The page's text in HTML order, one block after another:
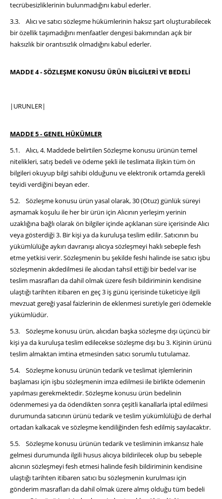
tecrübesizliklerinin bulunmadığını kabul ederler.
3.3. Alıcı ve satıcı sözleşme hükümlerinin haksız şart oluşturabilecek
bir özellik taşımadığını menfaatler dengesi bakımından açık bir
haksızlık bir orantısızlık olmadığını kabul ederler.
MADDE 4 - SÖZLEŞME KONUSU ÜRÜN BİLGİLERİ VE BEDELİ
|URUNLER|
MADDE 5 - GENEL HÜKÜMLER
5.1. Alıcı, 4. Maddede belirtilen Sözleşme konusu ürünün temel
nitelikleri, satış bedeli ve ödeme şekli ile teslimata ilişkin tüm ön
bilgileri okuyup bilgi sahibi olduğunu ve elektronik ortamda gerekli
teyidi verdiğini beyan eder.
5.2. Sözleşme konusu ürün yasal olarak, 30 (Otuz) günlük süreyi
aşmamak koşulu ile her bir ürün için Alıcının yerleşim yerinin
uzaklığına bağlı olarak ön bilgiler içinde açıklanan süre içerisinde Alıcı
veya gösterdiği 3. Bir kişi ya da kuruluşa teslim edilir. Satıcının bu
yükümlülüğe aykırı davranışı alıcıya sözleşmeyi haklı sebeple fesh
etme yetkisi verir. Sözleşmenin bu şekilde feshi halinde ise satıcı işbu
sözleşmenin akdedilmesi ile alıcıdan tahsil ettiği bir bedel var ise
teslim masrafları da dahil olmak üzere fesih bildiriminin kendisine
ulaştığı tarihten itibaren en geç 3 iş günü içerisinde tüketiciye ilgili
mevzuat gereği yasal faizlerinin de eklenmesi suretiyle geri ödemekle
yükümlüdür.
5.3. Sözleşme konusu ürün, alıcıdan başka sözleşme dışı üçüncü bir
kişi ya da kuruluşa teslim edilecekse sözleşme dışı bu 3. Kişinin ürünü
teslim almaktan imtina etmesinden satıcı sorumlu tutulamaz.
5.4. Sözleşme konusu ürünün tedarik ve teslimat işlemlerinin
başlaması için işbu sözleşmenin imza edilmesi ile birlikte ödemenin
yapılması gerekmektedir. Sözleşme konusu ürün bedelinin
ödenmemesi ya da ödendikten sonra çeşitli kanallarla iptal edilmesi
durumunda satıcının ürünü tedarik ve teslim yükümlülüğü de derhal
ortadan kalkacak ve sözleşme kendiliğinden fesh edilmiş sayılacaktır.
5.5. Sözleşme konusu ürünün tedarik ve tesliminin imkansız hale
gelmesi durumunda ilgili husus alıcıya bildirilecek olup bu sebeple
alıcının sözleşmeyi fesh etmesi halinde fesih bildiriminin kendisine
ulaştığı tarihten itibaren satıcı bu sözleşmenin kurulması için
gönderim masrafları da dahil olmak üzere almış olduğu tüm bedeli